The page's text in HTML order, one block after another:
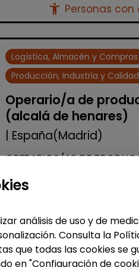
accessibility_new Personas
Logística, Almacén y Compras
Producción, Industria y Calidad
Operario/a de
(alcalá de henares)
| España(Madrid)
OPERARIOS/AS DE
producción con
instala...
Me interesa
análisis de uso y de
Consulta la
que todas las cookies se
en "Configuración de